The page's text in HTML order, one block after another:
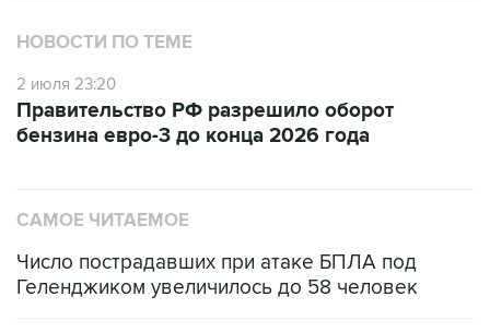
НОВОСТИ ПО ТЕМЕ
2 июля 23:20
Правительство РФ разрешило оборот
бензина евро-3 до конца 2026 года
САМОЕ ЧИТАЕМОЕ
Число пострадавших при атаке БПЛА под
Геленджиком увеличилось до 58 человек